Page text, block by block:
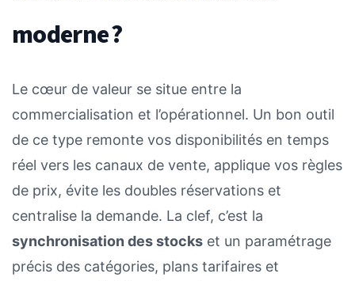
moderne ?
Le cœur de valeur se situe entre la
commercialisation et l’opérationnel. Un bon outil
de ce type remonte vos disponibilités en temps
réel vers les canaux de vente, applique vos règles
de prix, évite les doubles réservations et
centralise la demande. La clef, c’est la
synchronisation des stocks et un paramétrage
précis des catégories, plans tarifaires et